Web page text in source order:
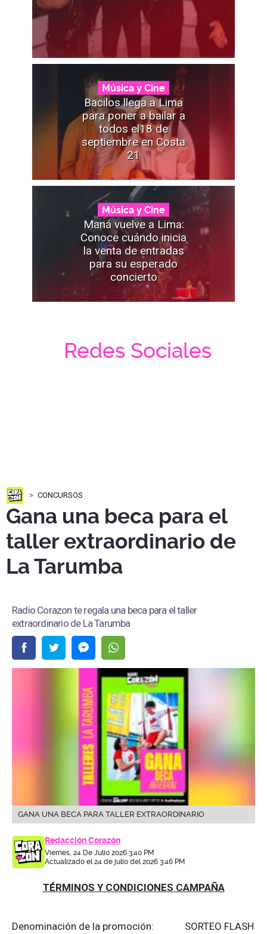
Música y Cine
Bacilos llega a Lima
para poner a bailar a
todos el18 de
septiembre en Costa
21
Música y Cine
Maná vuelve a Lima:
Conoce cuándo inicia
la venta de entradas
para su esperado
concierto
Redes Sociales
CONCURSOS
Gana una beca para el
taller extraordinario de
La Tarumba
Radio Corazon te regala una beca para el taller
extraordinario de La Tarumba
GANA UNA BECA PARA TALLER EXTRAORDINARIO
Redacción Corazón
Viernes, 24 De Julio 2026 3:40 PM
Actualizado el 24 de julio del 2026 3:46 PM
TÉRMINOS Y CONDICIONES CAMPAÑA
Denominación de la promoción: SORTEO FLASH